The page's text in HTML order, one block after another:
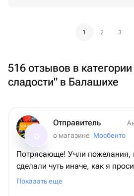
1 2 3
516 отзывов в
сладости" в Балашихе
Отправитель
о магазине Мосбенто
Потрясающе! Учли пожелания,
сделали чуть иначе, как я
Учитывая что заказывала
Показать еще